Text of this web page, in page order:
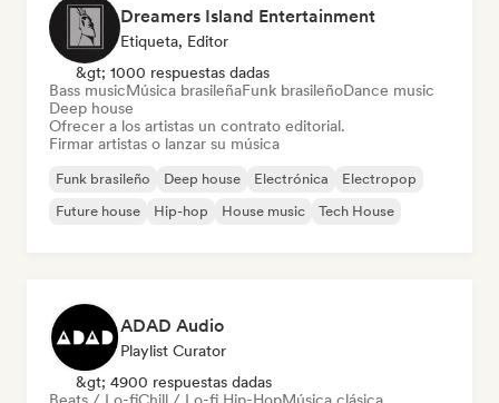
Dreamers Island Entertainment
Etiqueta, Editor
&gt; 1000 respuestas dadas
Bass musicMúsica brasileñaFunk brasileñoDance music
Deep house
Ofrecer a los artistas un contrato editorial.
Firmar artistas o lanzar su música
Funk brasileño Deep house Electrónica
Electropop
Future house
Hip-hop House music Tech House
ADAD Audio
Playlist Curator
&gt; 4900 respuestas dadas